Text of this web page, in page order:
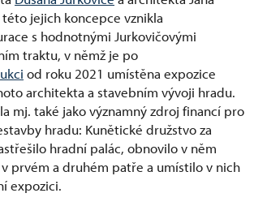
této jejich koncepce vznikla
s hodnotnými Jurkovičovými
traktu, v němž je po
od roku 2021 umístěna expozice
architekta a stavebním vývoji hradu.
mj. také jako významný zdroj financí pro
hradu: Kunětické družstvo za
hradní palác, obnovilo v něm
prvém a druhém patře a umístilo v nich
expozici.